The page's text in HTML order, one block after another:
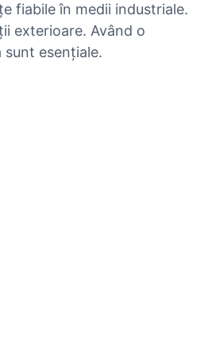
fiabile în medii industriale.
exterioare. Având o
esențiale.